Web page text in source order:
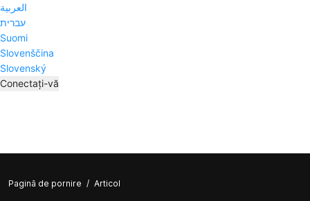
العربية
עברית
Suomi
Slovenščina
Slovenský
Conectați-vă
Pagină de pornire / Articol